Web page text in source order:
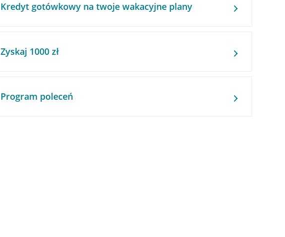
Kredyt gotówkowy na twoje wakacyjne plany
Zyskaj 1000 zł
Program poleceń